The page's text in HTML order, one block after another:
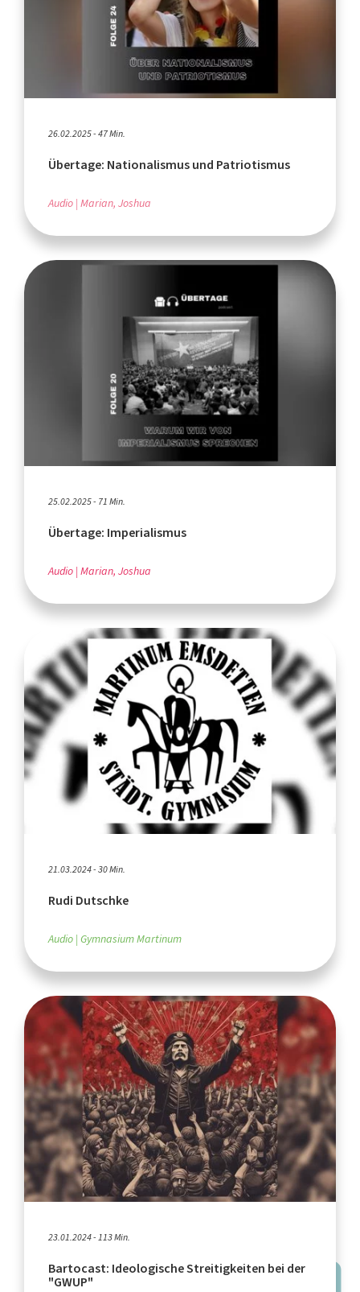
26.02.2025 - 47 Min.
Übertage: Nationalismus und Patriotismus
Audio Marian, Joshua
25.02.2025 - 71 Min.
Übertage: Imperialismus
Audio Marian, Joshua
21.03.2024 - 30 Min.
Rudi Dutschke
Audio Gymnasium Martinum
23.01.2024 - 113 Min.
Bartocast: Ideologische Streitigkeiten bei der
"GWUP"